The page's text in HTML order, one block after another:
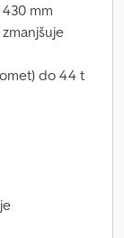
mm
do 44 t